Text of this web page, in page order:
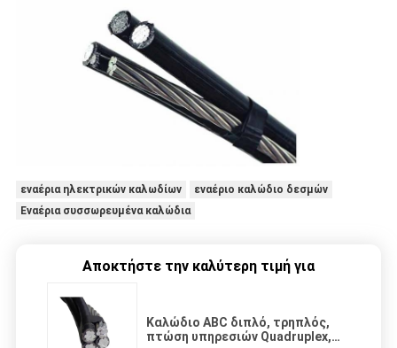
εναέρια ηλεκτρικών καλωδίων
εναέριο καλώδιο δεσμών
Εναέρια συσσωρευμένα καλώδια
Αποκτήστε την καλύτερη τιμή για
Καλώδιο ABC διπλό, τρηπλός,
πτώση υπηρεσιών Quadruplex,